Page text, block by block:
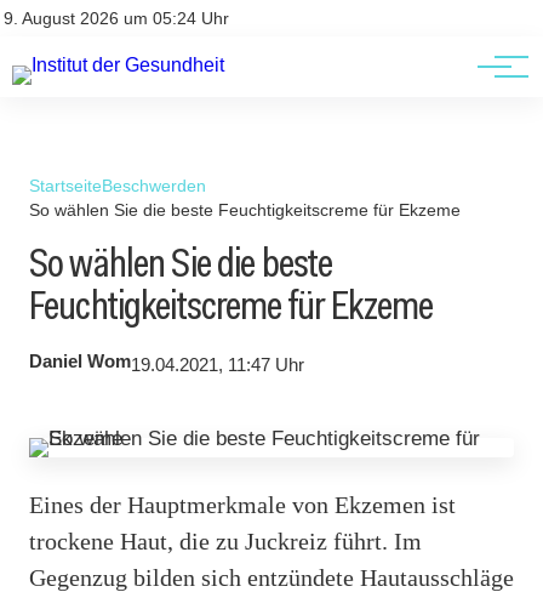
9. August 2026 um 05:24 Uhr
Kontakt
Kontakt
AGBs
StartseiteBeschwerden
So wählen Sie die beste Feuchtigkeitscreme für Ekzeme
So wählen Sie die beste
Feuchtigkeitscreme für Ekzeme
Daniel Wom19.04.2021, 11:47 Uhr
Eines der Hauptmerkmale von Ekzemen ist
trockene Haut, die zu Juckreiz führt. Im
Gegenzug bilden sich entzündete Hautausschläge